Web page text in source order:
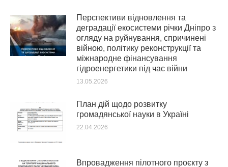
Перспективи відновлення та
деградації екосистеми річки Дніпро з
огляду на руйнування, спричинені
війною, політику реконструкції та
міжнародне фінансування
гідроенергетики під час війни
13.05.2026
План дій щодо розвитку
громадянської науки в Україні
22.04.2026
Впровадження пілотного проєкту з